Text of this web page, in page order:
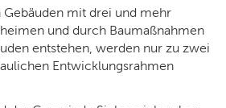
mit drei und mehr
und durch Baumaßnahmen
entstehen, werden nur zu zwei
Entwicklungsrahmen